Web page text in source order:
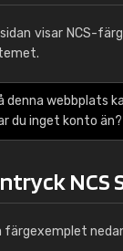
visar NCS-färg
denna webbplats
du inget konto än?
NCS
färgexemplet